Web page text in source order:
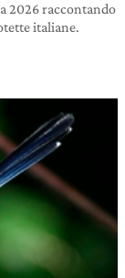
2026 raccontando
italiane.